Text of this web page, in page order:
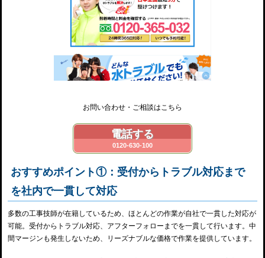
お問い合わせ・ご相談はこちら
電話する
0120-630-100
おすすめポイント①：受付からトラブル対応まで
を社内で一貫して対応
多数の工事技師が在籍しているため、ほとんどの作業が自社で一貫した対応が
可能。受付からトラブル対応、アフターフォローまでを一貫して行います。中
間マージンも発生しないため、リーズナブルな価格で作業を提供しています。